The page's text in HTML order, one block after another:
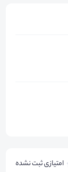
امتیازی ثبت نشده